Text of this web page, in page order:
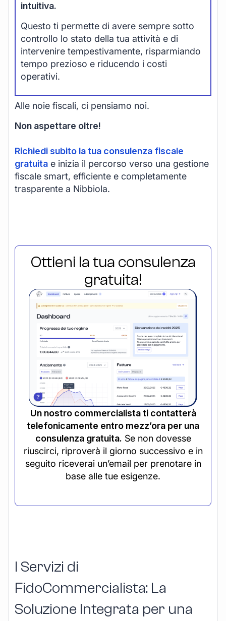
intuitiva.
Questo ti permette di avere sempre sotto
controllo lo stato della tua attività e di
intervenire tempestivamente, risparmiando
tempo prezioso e riducendo i costi
operativi.
Alle noie fiscali, ci pensiamo noi.
Non aspettare oltre!
Richiedi subito la tua consulenza fiscale
gratuita e inizia il percorso verso una gestione
fiscale smart, efficiente e completamente
trasparente a Nibbiola.
Ottieni la tua consulenza
gratuita!
Un nostro commercialista ti contatterà
telefonicamente entro mezz’ora per una
consulenza gratuita. Se non dovesse
riuscirci, riproverà il giorno successivo e in
seguito riceverai un’email per prenotare in
base alle tue esigenze.
I Servizi di
FidoCommercialista: La
Soluzione Integrata per una